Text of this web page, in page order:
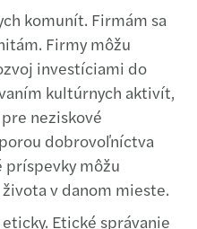
komunít. Firmám sa
Firmy môžu
investíciami do
kultúrnych aktivít,
neziskové
dobrovoľníctva
príspevky môžu
v danom mieste.
Etické správanie